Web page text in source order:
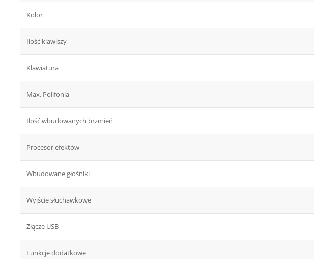
Kolor
Ilość klawiszy
Klawiatura
Max. Polifonia
Ilość wbudowanych brzmień
Procesor efektów
Wbudowane głośniki
Wyjście słuchawkowe
Złącze USB
Funkcje dodatkowe